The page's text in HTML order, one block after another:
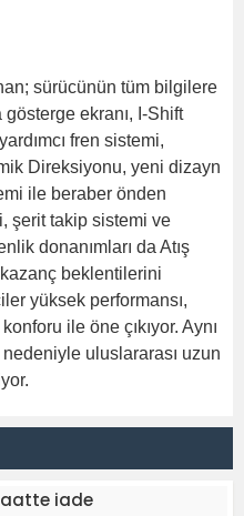
sürücünün tüm bilgilere
ekranı, I-Shift
fren sistemi,
Direksiyonu, yeni dizayn
ile beraber önden
şerit takip sistemi ve
donanımları da Atış
beklentilerini
yüksek performansı,
ile öne çıkıyor. Aynı
uluslararası uzun
iade